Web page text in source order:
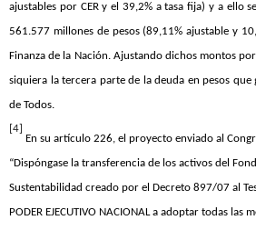
ajustables por CER y el 39,2% a tasa fija) y a ello
561.577 millones de pesos (89,11% ajustable y
Finanza de la Nación. Ajustando dichos montos
siquiera la tercera parte de la deuda en pesos
de Todos.
[4]
En su artículo 226, el proyecto enviado al
“Dispóngase la transferencia de los activos del
Sustentabilidad creado por el Decreto 897/07 al
PODER EJECUTIVO NACIONAL a adoptar todas las